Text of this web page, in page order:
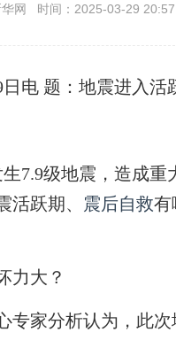
华网 时间：2025-03-29
电 题：地震进入活
级地震，造成重
活跃期、 震后自救有
力大？
家分析认为，此次